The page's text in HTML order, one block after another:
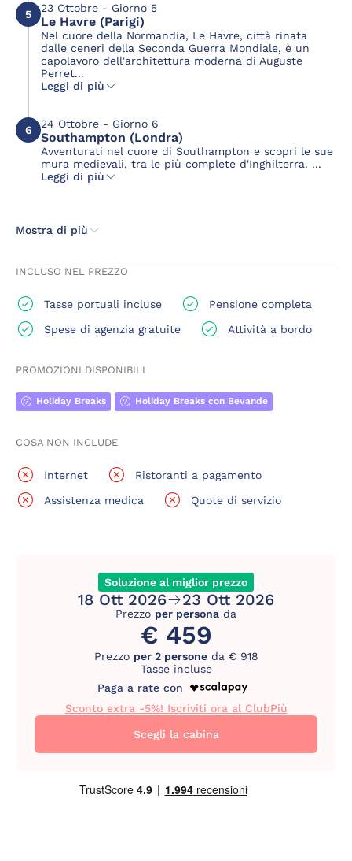
5 23 Ottobre - Giorno 5
Le Havre (Parigi)
Nel cuore della Normandia, Le Havre, città rinata
dalle ceneri della Seconda Guerra Mondiale, è un
capolavoro dell'architettura moderna di Auguste
Perret...
Leggi di più
6 24 Ottobre - Giorno 6
Southampton (Londra)
Avventurati nel cuore di Southampton e scopri le sue
mura medievali, tra le più complete d'Inghilterra. ...
Leggi di più
Mostra di più
INCLUSO NEL PREZZO
Tasse portuali incluse
Pensione completa
Spese di agenzia gratuite
Attività a bordo
PROMOZIONI DISPONIBILI
Holiday Breaks Holiday Breaks con Bevande
COSA NON INCLUDE
Internet
Ristoranti a pagamento
Assistenza medica
Quote di servizio
Soluzione al miglior prezzo
18 Ott 2026 23 Ott 2026
Prezzo per persona da
€ 459
Prezzo per 2 personeda € 918
Tasse incluse
Paga a rate con
Sconto extra -5%! Iscriviti ora al ClubPiù
Scegli la cabina